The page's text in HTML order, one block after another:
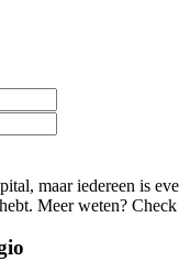
maar iedereen is
Meer weten?